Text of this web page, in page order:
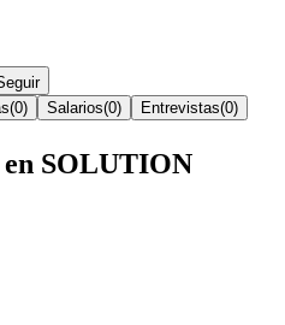
(0) Salarios(0) Entrevistas(0)
SOLUTION